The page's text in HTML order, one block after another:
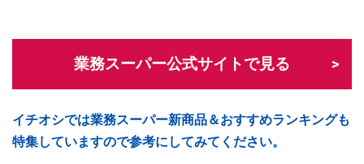
業務スーパー公式サイトで見る
イチオシでは業務スーパー新商品＆おすすめランキングも
特集していますので参考にしてみてください。